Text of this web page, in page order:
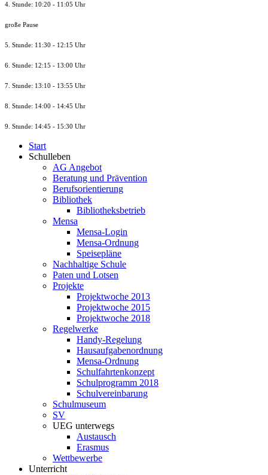
4. Stunde: 10:20 - 11:05 Uhr
große Pause
5. Stunde: 11:30 - 12:15 Uhr
6. Stunde: 12:15 - 13:00 Uhr
7. Stunde: 13:10 - 13:55 Uhr
8. Stunde: 14:00 - 14:45 Uhr
9. Stunde: 14:45 - 15:30 Uhr
Start
Schulleben
AG Angebot
Beratung und Prävention
Berufsorientierung
Bibliothek
Bibliotheksbetrieb
Mensa
Mensa-Login
Mensa-Ordnung
Speisepläne
Nachhaltige Schule
Paten und Lotsen
Projekte
Projektwoche 2013
Projektwoche 2015
Projektwoche 2018
Regelwerke
Handy-Regelung
Hausaufgabenordnung
Mensa-Ordnung
Schulfahrtenkonzept
Schulprogramm 2018
Schulvereinbarung
Schulmuseum
SV
UEG unterwegs
Austausch
Erasmus
Wettbewerbe
Unterricht